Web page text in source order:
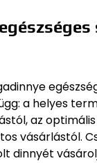
a helyes
az
vásárlástól.
dinnyét